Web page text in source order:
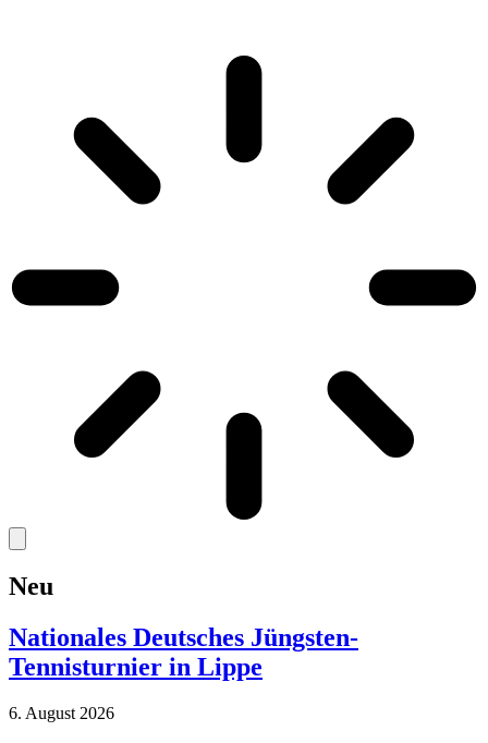
Neu
Nationales Deutsches Jüngsten-
Tennisturnier in Lippe
6. August 2026